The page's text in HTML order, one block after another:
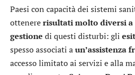
Paesi con capacità dei sistemi
ottenererisultati molto diversi a
gestione di questi disturbi: gli
spesso associati aun’assistenza
accesso limitato ai servizi e alla